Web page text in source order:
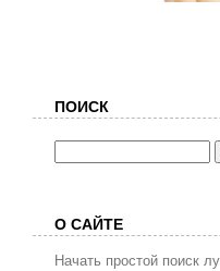
ПОИСК
О САЙТЕ
Начать простой поиск